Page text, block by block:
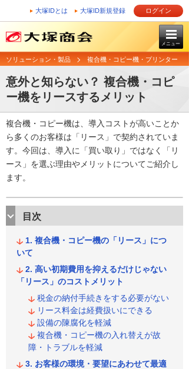
大塚IDとは 大塚ID新規登録 ログイン
メニュー
ソリューション・製品 複合機・コピー機・プリンター
意外と知らない？ 複合機・コピ
ー機をリースするメリット
複合機・コピー機は、導入コストが高いことか
ら多くのお客様は「リース」で契約されていま
す。今回は、導入に「買い取り」ではなく「リ
ース」を選ぶ理由やメリットについてご紹介し
ます。
目次
複合機・コピー機の「リース」につ
いて
高い初期費用を抑えるだけじゃない
「リース」のコストメリット
税金の納付手続きをする必要がない
リース料金は経費扱いにできる
設備の陳腐化を軽減
複合機・コピー機の入れ替えが故
障・トラブルを軽減
お客様の環境・要望にあわせて最適